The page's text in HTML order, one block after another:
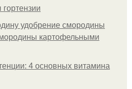
удобрение смородины
картофельными
4 основных витамина